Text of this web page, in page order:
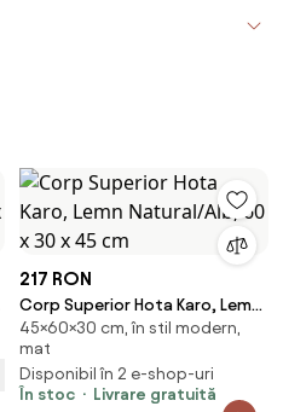
217 RON
Corp Superior Hota Karo, Lemn
Natural/Alb, 60 x 30 x 45 cm
45×60×30 cm, în stil modern,
mat
Disponibil în 2 e-shop-uri
În stoc
Livrare gratuită